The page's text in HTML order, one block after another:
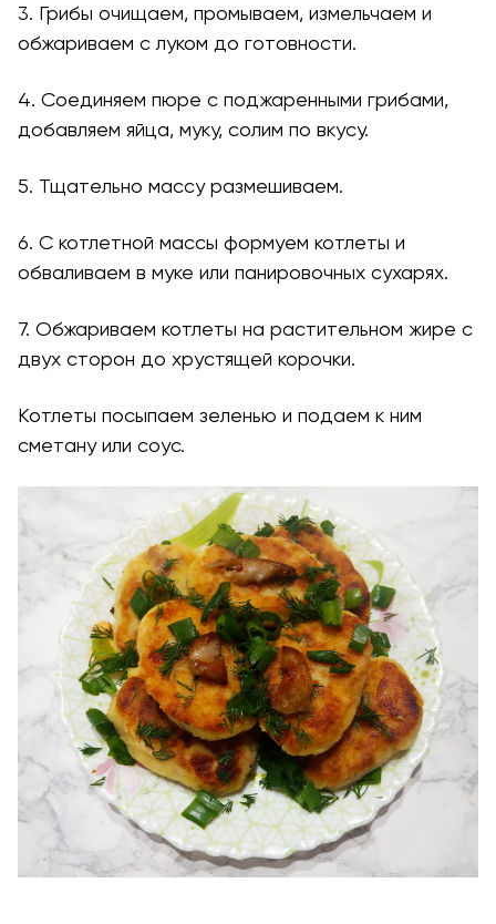
3. Грибы очищаем, промываем, измельчаем и
обжариваем с луком до готовности.
4. Соединяем пюре с поджаренными грибами,
добавляем яйца, муку, солим по вкусу.
5. Тщательно массу размешиваем.
6. С котлетной массы формуем котлеты и
обваливаем в муке или панировочных сухарях.
7. Обжариваем котлеты на растительном жире с
двух сторон до хрустящей корочки.
Котлеты посыпаем зеленью и подаем к ним
сметану или соус.